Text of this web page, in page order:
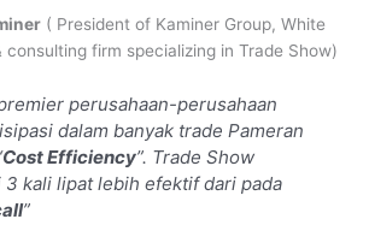
( President of Kaminer Group, White
consulting firm specializing in Trade Show)
perusahaan-perusahaan
dalam banyak trade Pameran
Cost Efficiency”. Trade Show
3 kali lipat lebih efektif dari pada
”